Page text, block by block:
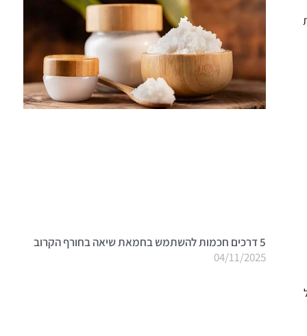
5 דרכים חכמות להשתמש בחמאת שיאה בחורף הקרוב
04/11/2025